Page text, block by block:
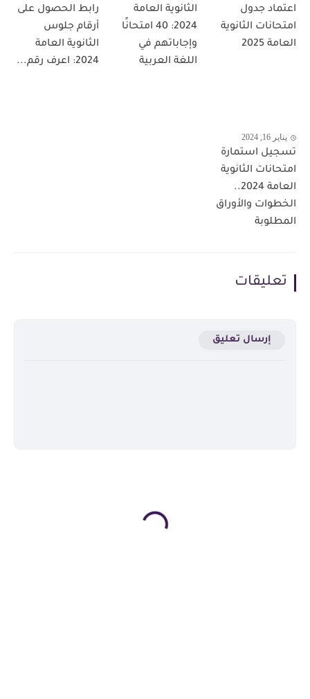
اعتماد جدول
امتحانات الثانوية
العامة 2025
الثانوية العامة
2024: 40 امتحانًا
وإجاباتهم في
اللغة العربية
رابط الحصول على
أرقام جلوس
الثانوية العامة
2024: اعرف رقم...
يناير 16, 2024
تسجيل استمارة
امتحانات الثانوية
العامة 2024..
الخطوات والأوراق
المطلوبة
تعليقات
إرسال تعليق